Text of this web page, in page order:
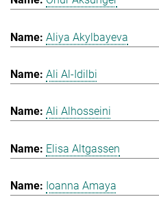
Aliya Akylbayeva
Ali Al-Idilbi
Ali Alhosseini
Elisa Altgassen
Ioanna Amaya